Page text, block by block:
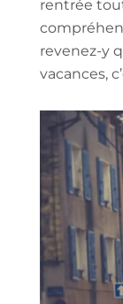
rentrée
revenez-y
vacances,